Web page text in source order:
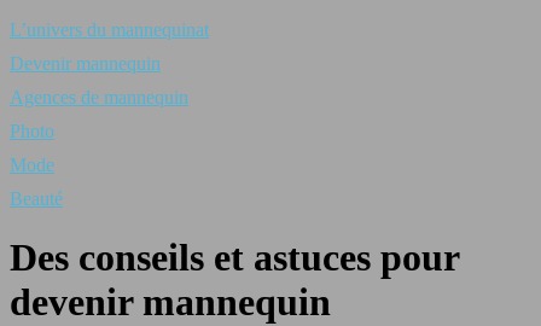
L’univers du mannequinat
Devenir mannequin
Agences de mannequin
Photo
Mode
Beauté
Des conseils et astuces pour
devenir mannequin